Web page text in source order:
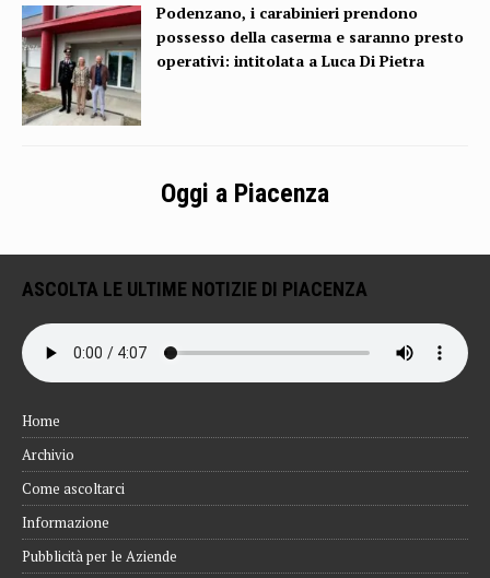
Podenzano, i carabinieri prendono
possesso della caserma e saranno presto
operativi: intitolata a Luca Di Pietra
Oggi a Piacenza
ASCOLTA LE ULTIME NOTIZIE DI PIACENZA
Home
Archivio
Come ascoltarci
Informazione
Pubblicità per le Aziende